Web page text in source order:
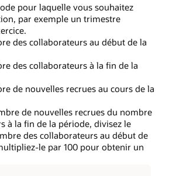
pour laquelle vous souhaitez
par exemple un trimestre
des collaborateurs au début de la
des collaborateurs à la fin de la
de nouvelles recrues au cours de la
de nouvelles recrues du nombre
à la fin de la période, divisez le
des collaborateurs au début de
le par 100 pour obtenir un